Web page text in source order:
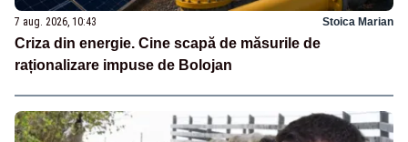
7 aug. 2026, 10:43 Stoica Marian
Criza din energie. Cine scapă de măsurile de
raționalizare impuse de Bolojan